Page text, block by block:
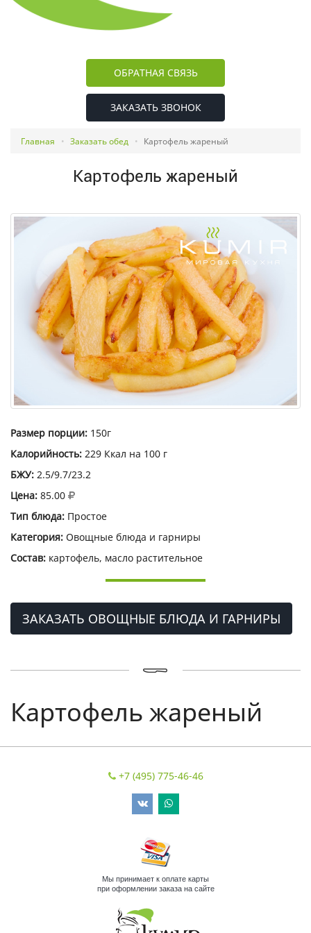
ОБРАТНАЯ СВЯЗЬ
ЗАКАЗАТЬ ЗВОНОК
Главная Заказать обед Картофель жареный
Картофель жареный
Размер порции: 150г
Калорийность: 229 Ккал на 100 г
БЖУ: 2.5/9.7/23.2
Цена: 85.00
Тип блюда: Простое
Категория: Овощные блюда и гарниры
Состав: картофель, масло растительное
ЗАКАЗАТЬ ОВОЩНЫЕ БЛЮДА И ГАРНИРЫ
Картофель жареный
+7 (495) 775-46-46
Мы принимает к оплате карты
при оформлении заказа на сайте